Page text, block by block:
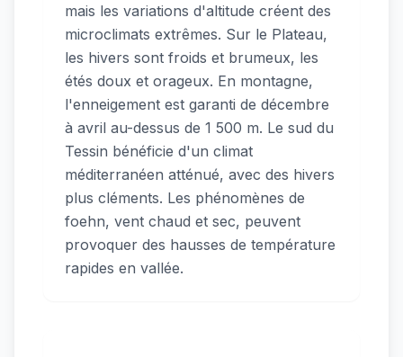
mais les variations d'altitude créent des
microclimats extrêmes. Sur le Plateau,
les hivers sont froids et brumeux, les
étés doux et orageux. En montagne,
l'enneigement est garanti de décembre
à avril au-dessus de 1 500 m. Le sud du
Tessin bénéficie d'un climat
méditerranéen atténué, avec des hivers
plus cléments. Les phénomènes de
foehn, vent chaud et sec, peuvent
provoquer des hausses de température
rapides en vallée.